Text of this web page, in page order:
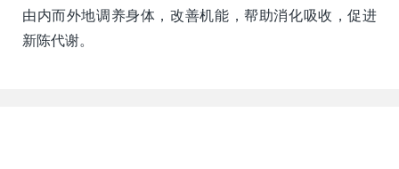
由内而外地调养身体，改善机能，帮助消化吸收，促进
新陈代谢。